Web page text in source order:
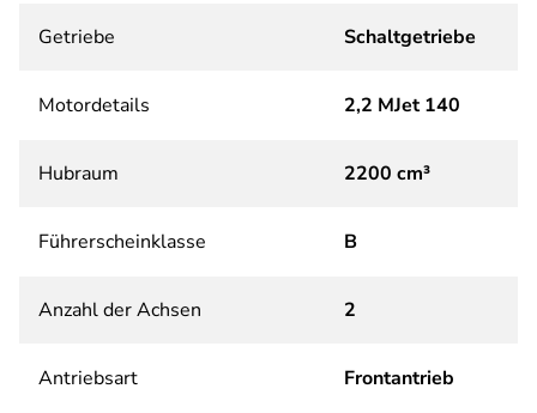
Getriebe Schaltgetriebe
Motordetails 2,2 MJet 140
Hubraum 2200 cm³
Führerscheinklasse B
Anzahl der Achsen 2
Antriebsart Frontantrieb